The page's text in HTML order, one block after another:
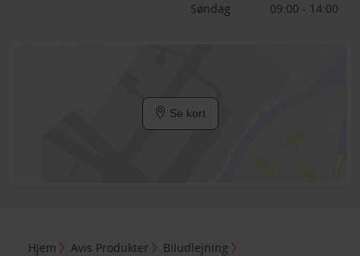
Søndag
09:00 - 14:00
Se kort
Hjem Avis Produkter
Biludlejning